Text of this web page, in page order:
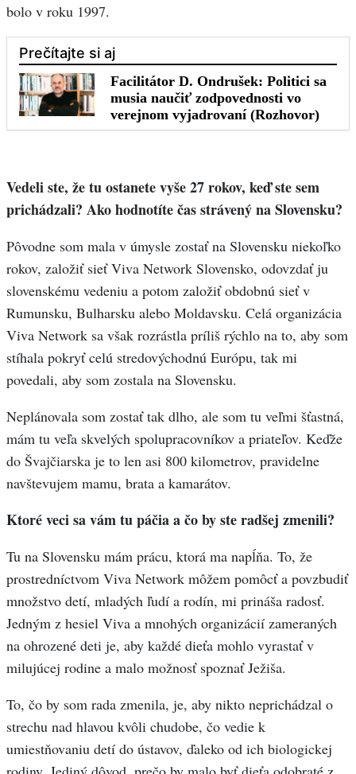
bolo v roku 1997.
Vedeli ste, že tu ostanete vyše 27 rokov, keď ste sem
prichádzali? Ako hodnotíte čas strávený na Slovensku?
Pôvodne som mala v úmysle zostať na Slovensku niekoľko
rokov, založiť sieť Viva Network Slovensko, odovzdať ju
slovenskému vedeniu a potom založiť obdobnú sieť v
Rumunsku, Bulharsku alebo Moldavsku. Celá organizácia
Viva Network sa však rozrástla príliš rýchlo na to, aby som
stíhala pokryť celú stredovýchodnú Európu, tak mi
povedali, aby som zostala na Slovensku.
Neplánovala som zostať tak dlho, ale som tu veľmi šťastná,
mám tu veľa skvelých spolupracovníkov a priateľov. Keďže
do Švajčiarska je to len asi 800 kilometrov, pravidelne
navštevujem mamu, brata a kamarátov.
Ktoré veci sa vám tu páčia a čo by ste radšej zmenili?
Tu na Slovensku mám prácu, ktorá ma napĺňa. To, že
prostredníctvom Viva Network môžem pomôcť a povzbudiť
množstvo detí, mladých ľudí a rodín, mi prináša radosť.
Jedným z hesiel Viva a mnohých organizácií zameraných
na ohrozené deti je, aby každé dieťa mohlo vyrastať v
milujúcej rodine a malo možnosť spoznať Ježiša.
To, čo by som rada zmenila, je, aby nikto neprichádzal o
strechu nad hlavou kvôli chudobe, čo vedie k
umiestňovaniu detí do ústavov, ďaleko od ich biologickej